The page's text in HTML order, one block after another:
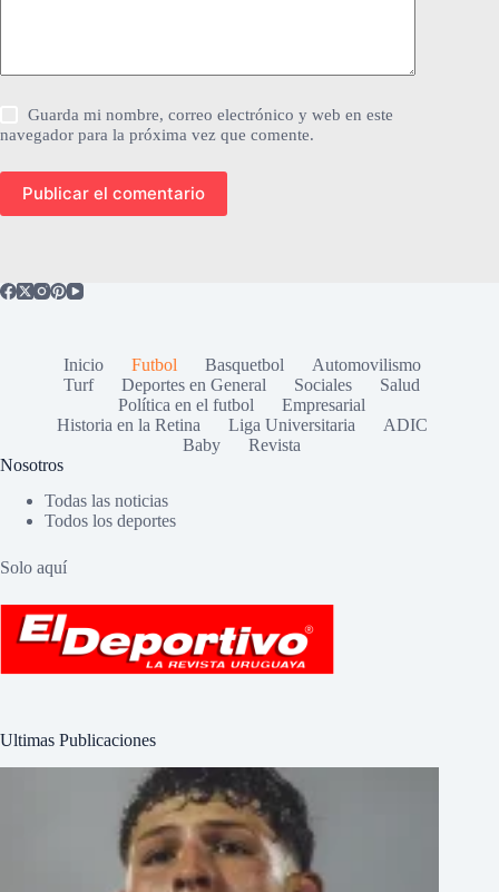
Guarda mi nombre, correo electrónico y web en este
navegador para la próxima vez que comente.
Publicar el comentario
Inicio Futbol Basquetbol
Automovilismo
Turf
Deportes en General Sociales
Salud
Política en el futbol
Empresarial
Historia en la Retina
Liga Universitaria
ADIC
Baby
Revista
Nosotros
Todas las noticias
Todos los deportes
Solo aquí
Ultimas Publicaciones